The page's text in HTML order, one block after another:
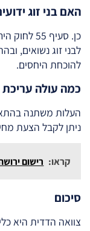
האם בני זוג
כן. סעיף
להוכחת היחסים.
כמה עולה עריכת
העלות משתנה
ניתן לקבל הצעת
קראו: רישום
סיכום
צוואה הדדית היא